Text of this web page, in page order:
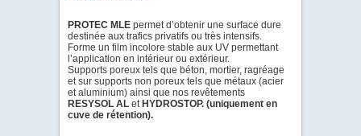
PROTEC MLE permet d’obtenir une surface dure
destinée aux trafics privatifs ou très intensifs.
Forme un film incolore stable aux UV permettant
l’application en intérieur ou extérieur.
Supports poreux tels que béton, mortier, ragréage
et sur supports non poreux tels que métaux (acier
et aluminium) ainsi que nos revêtements
RESYSOL AL etHYDROSTOP. (uniquement en
cuve de rétention).